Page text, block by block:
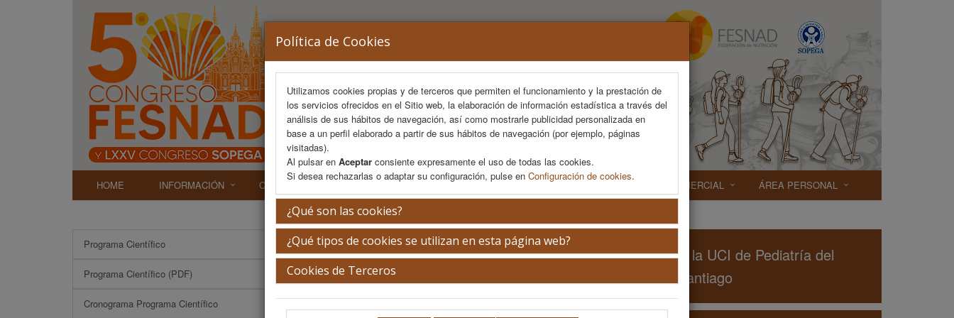
Política de Cookies
Utilizamos cookies propias y de terceros que permiten el funcionamiento y la prestación de
los servicios ofrecidos en el Sitio web, la elaboración de información estadística a través del
análisis de sus hábitos de navegación, así como mostrarle publicidad personalizada en
base a un perfil elaborado a partir de sus hábitos de navegación (por ejemplo, páginas
visitadas).
Al pulsar en Aceptar consiente expresamente el uso de todas las cookies.
Si desea rechazarlas o adaptar su configuración, pulse en Configuración de cookies.
¿Qué son las cookies?
¿Qué tipos de cookies se utilizan en esta página web?
Cookies de Terceros
HOME INFORMACIÓN COMITÉS AREA CIENTÍFICA INSCRIPCIÓN ALOJAMIENTO EXP. COMERCIAL ÁREA PERSONAL
Programa Científico
Programa Científico (PDF)
Cronograma Programa Científico
El taller de Ecografía se realizará por temas logísticos en la UCI de Pediatría del
Complexo Hospitalario Universitario de Santiago